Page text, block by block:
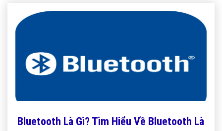
Bluetooth Là Gì? Tìm Hiểu Về Bluetooth Là